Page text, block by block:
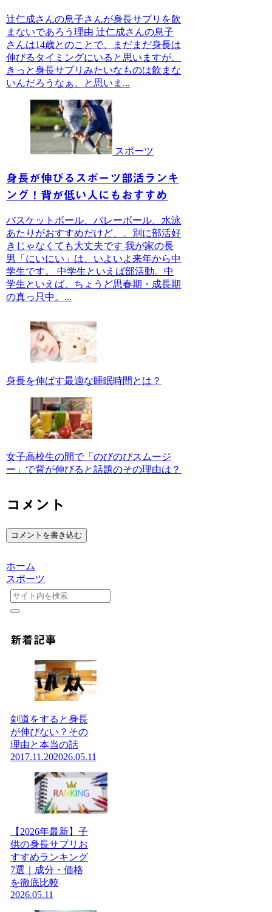
辻仁成さんの息子さんが身長サプリを飲
まないであろう理由 辻仁成さんの息子
さんは14歳とのことで、まだまだ身長は
伸びるタイミングにいると思いますが、
きっと身長サプリみたいなものは飲まな
いんだろうなぁ、と思いま...
スポーツ
身長が伸びるスポーツ部活ランキ
ング！背が低い人にもおすすめ
バスケットボール、バレーボール、水泳
あたりがおすすめだけど、、別に部活好
きじゃなくても大丈夫です 我が家の長
男「にいにい」は、いよいよ来年から中
学生です。 中学生といえば部活動。中
学生といえば、ちょうど思春期・成長期
の真っ只中。...
身長を伸ばす最適な睡眠時間とは？
女子高校生の間で「のびのびスムージ
ー」で背が伸びると話題のその理由は？
コメント
コメントを書き込む
ホーム
スポーツ
新着記事
剣道をすると身長
が伸びない？その
理由と本当の話
2017.11.202026.05.11
【2026年最新】子
供の身長サプリお
すすめランキング
7選｜成分・価格
を徹底比較
2026.05.11